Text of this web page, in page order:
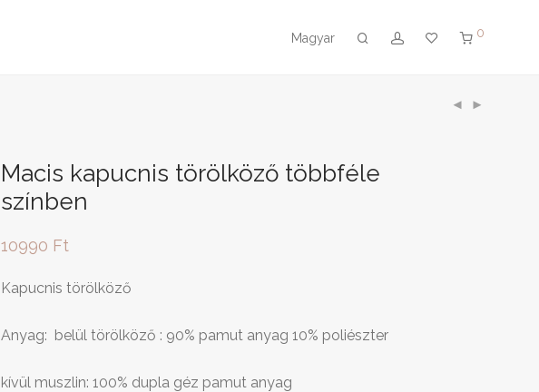
Magyar 0
Macis kapucnis törölköző többféle
színben
10990 Ft
Kapucnis törölköző
Anyag: belül törölköző : 90% pamut anyag 10% poliészter
kívül muszlin: 100% dupla géz pamut anyag